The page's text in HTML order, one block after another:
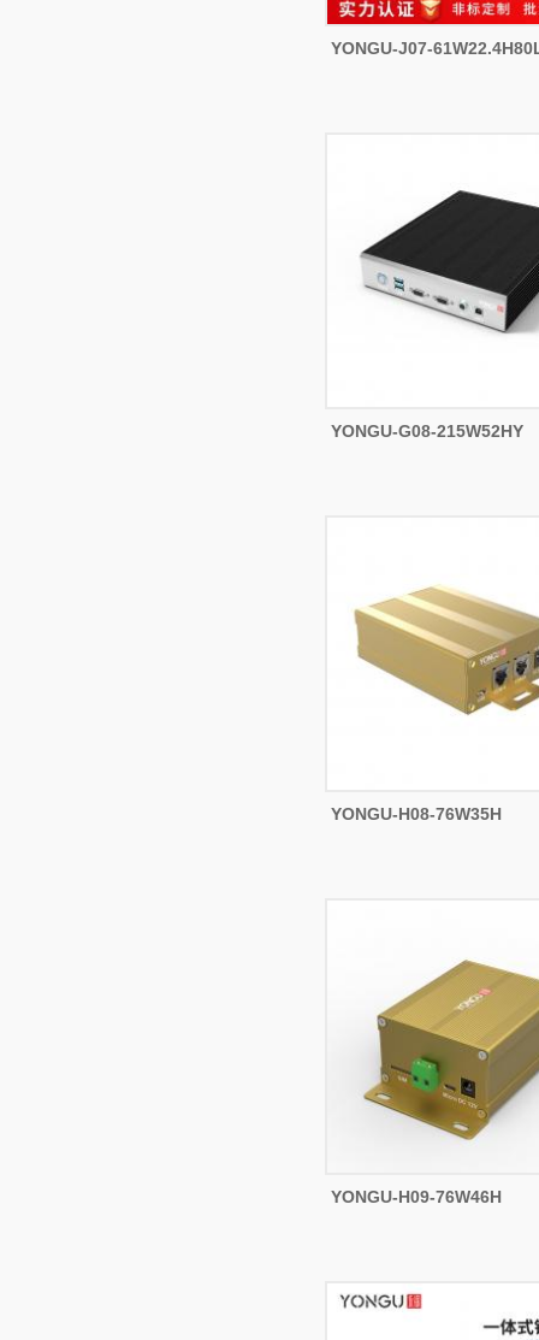
YONGU-J07-
YONGU-G08-215W52HY
YONGU-H08-76W35H
YONGU-H09-76W46H